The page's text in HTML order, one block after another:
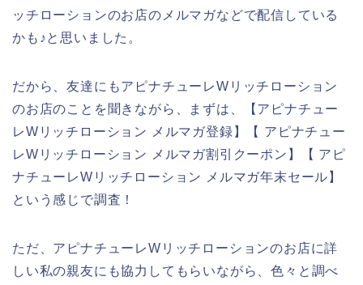
ッチローションのお店のメルマガなどで配信している
かも♪と思いました。
だから、友達にもアピナチューレWリッチローション
のお店のことを聞きながら、まずは、【アピナチュー
レWリッチローション メルマガ登録】【 アピナチュー
レWリッチローション メルマガ割引クーポン】【 アピ
ナチューレWリッチローション メルマガ年末セール】
という感じで調査！
ただ、アピナチューレWリッチローションのお店に詳
しい私の親友にも協力してもらいながら、色々と調べ